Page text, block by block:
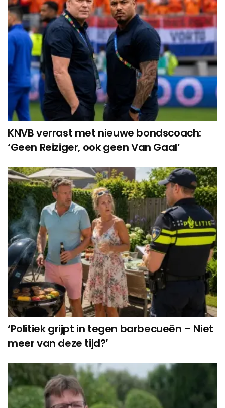
KNVB verrast met nieuwe bondscoach:
‘Geen Reiziger, ook geen Van Gaal’
‘Politiek grijpt in tegen barbecueën – Niet
meer van deze tijd?’